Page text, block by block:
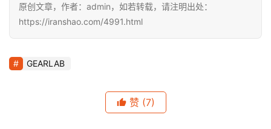
原创文章，作者：admin，如若转载，请注明出处：
https://iranshao.com/4991.html
GEARLAB
赞 (7)